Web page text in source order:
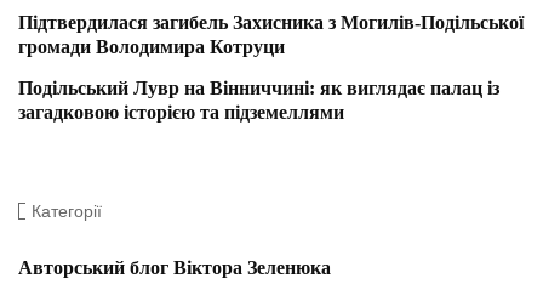
Підтвердилася загибель Захисника з Могилів-Подільської
громади Володимира Котруци
Подільський Лувр на Вінниччині: як виглядає палац із
загадковою історією та підземеллями
Категорії
Авторський блог Віктора Зеленюка